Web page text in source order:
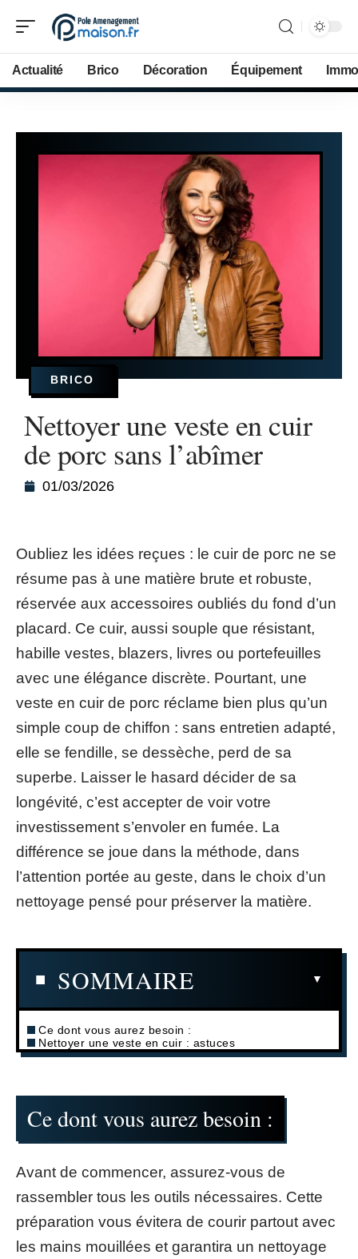
Actualité Brico Décoration Équipement
BRICO
Nettoyer une veste en cuir
de porc sans l’abîmer
01/03/2026
Oubliez les idées reçues : le cuir de porc ne se
résume pas à une matière brute et robuste,
réservée aux accessoires oubliés du fond d’un
placard. Ce cuir, aussi souple que résistant,
habille vestes, blazers, livres ou portefeuilles
avec une élégance discrète. Pourtant, une
veste en cuir de porc réclame bien plus qu’un
simple coup de chiffon : sans entretien adapté,
elle se fendille, se dessèche, perd de sa
superbe. Laisser le hasard décider de sa
longévité, c’est accepter de voir votre
investissement s’envoler en fumée. La
différence se joue dans la méthode, dans
l’attention portée au geste, dans le choix d’un
nettoyage pensé pour préserver la matière.
SOMMAIRE
Ce dont vous aurez besoin :
Nettoyer une veste en cuir : astuces
Ce dont vous aurez besoin :
Avant de commencer, assurez-vous de
rassembler tous les outils nécessaires. Cette
préparation vous évitera de courir partout avec
les mains mouillées et garantira un nettoyage